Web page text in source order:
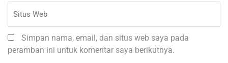
Simpan nama, email, dan situs web saya pada
peramban ini untuk komentar saya berikutnya.